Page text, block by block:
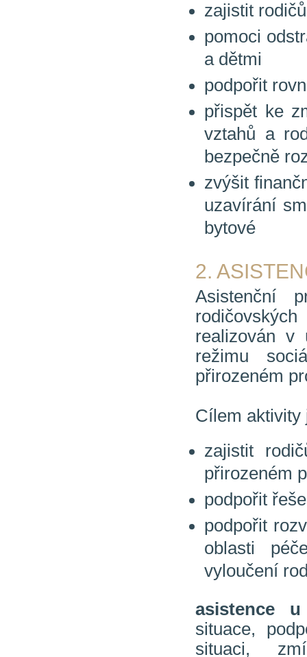
zajistit
pomoci
a dětmi
podpořit
přispět ke
vztahů a
bezpečně
zvýšit
uzavírání
bytové
2.
Asistenční
realizován v
režimu
přirozeném
Cílem aktivity
zajistit
přirozeném
podpořit
podpořit
oblasti
vyloučení
asistence
situace,
situaci,